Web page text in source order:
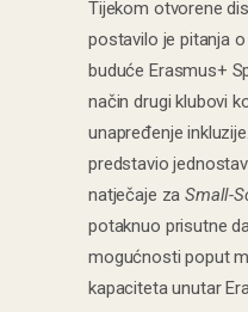
Tijekom otvorene
postavilo je pitanja
buduće Erasmus+
način drugi klubovi
unapređenje
predstavio
natječaje zaSmall-
potaknuo prisutne
mogućnosti poput
kapaciteta unutar